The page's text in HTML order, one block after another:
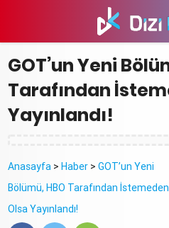
GOT’un Yeni
Tarafından
Yayınlandı!
Anasayfa >Haber >GOT’un Yeni
Bölümü, HBO Tarafından
Olsa Yayınlandı!